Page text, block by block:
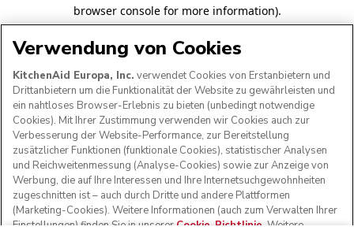
browser console for more information).
Verwendung von Cookies
KitchenAid Europa, Inc. verwendet Cookies von Erstanbietern und
Drittanbietern um die Funktionalität der Website zu gewährleisten und
ein nahtloses Browser-Erlebnis zu bieten (unbedingt notwendige
Cookies). Mit Ihrer Zustimmung verwenden wir Cookies auch zur
Verbesserung der Website-Performance, zur Bereitstellung
zusätzlicher Funktionen (funktionale Cookies), statistischer Analysen
und Reichweitenmessung (Analyse-Cookies) sowie zur Anzeige von
Werbung, die auf Ihre Interessen und Ihre Internetsuchgewohnheiten
zugeschnitten ist – auch durch Dritte und andere Plattformen
(Marketing-Cookies). Weitere Informationen (auch zum Verwalten Ihrer
Einstellungen) finden Sie in unserer Cookie-Richtlinie . Weitere